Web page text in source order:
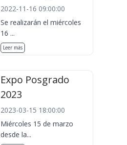
2022-11-16 09:00:00
Se realizarán el miércoles
16 ...
Leer más
Expo Posgrado
2023
2023-03-15 18:00:00
Miércoles 15 de marzo
desde la...